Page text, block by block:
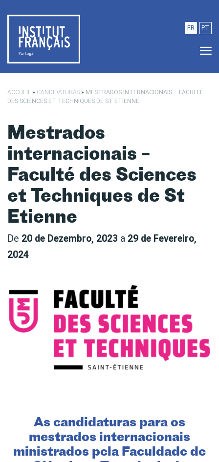
FR PT
ACCUEIL » CANDIDATURAS » MESTRADOS INTERNACIONAIS – FACULTÉ
DES SCIENCES ET TECHNIQUES DE ST ETIENNE
Mestrados
internacionais –
Faculté des Sciences
et Techniques de St
Etienne
De 20 de Dezembro, 2023 a 29 de Fevereiro,
2024
As candidaturas para os
mestrados internacionais
ministrados pela Faculdade de